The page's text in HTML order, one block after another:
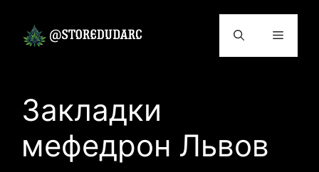
содержимому
Меню
Закладки
мефедрон Львов